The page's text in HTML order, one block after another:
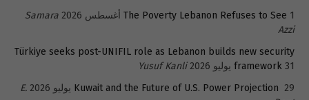
The Poverty Lebanon Refuses to See 1 أغسطس 2026
Samara
Azzi
Türkiye seeks post-UNIFIL role as Lebanon builds new security
framework 31 يوليو 2026
Yusuf Kanli
Kuwait and the Future of U.S. Power Projection 29 يوليو 2026
E.